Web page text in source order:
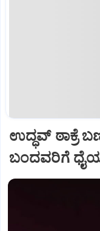
ಉದ್ಧವ್ ಠಾಕ್ರೆ
ಬಂದವರಿಗೆ